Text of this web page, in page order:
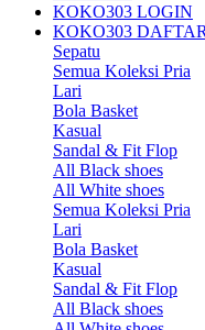
KOKO303 LOGIN
KOKO303 DAFTAR
Sepatu
Semua Koleksi Pria
Lari
Bola Basket
Kasual
Sandal & Fit Flop
All Black shoes
All White shoes
Semua Koleksi Pria
Lari
Bola Basket
Kasual
Sandal & Fit Flop
All Black shoes